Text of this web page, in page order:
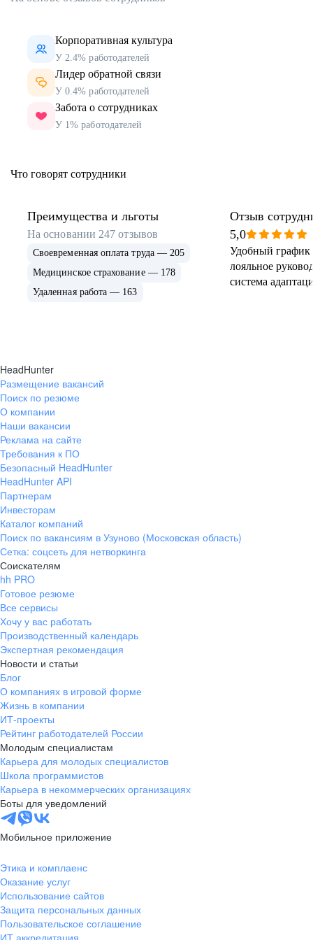
Корпоративная культура
У 2.4% работодателей
Лидер обратной связи
У 0.4% работодателей
Забота о сотрудниках
У 1% работодателей
Что говорят сотрудники
Преимущества и льготы
На основании 247 отзывов
Своевременная оплата труда — 205
Медицинское страхование — 178
Удаленная работа — 163
Отзыв
5,0
Удобный график
лояльное
система
HeadHunter
Размещение вакансий
Поиск по резюме
О компании
Наши вакансии
Реклама на сайте
Требования к ПО
Безопасный HeadHunter
HeadHunter API
Партнерам
Инвесторам
Каталог компаний
Поиск по вакансиям в Узуново (Московская область)
Сетка: соцсеть для нетворкинга
Соискателям
hh PRO
Готовое резюме
Все сервисы
Хочу у вас работать
Производственный календарь
Экспертная рекомендация
Новости и статьи
Блог
О компаниях в игровой форме
Жизнь в компании
ИТ-проекты
Рейтинг работодателей России
Молодым специалистам
Карьера для молодых специалистов
Школа программистов
Карьера в некоммерческих организациях
Боты для уведомлений
Мобильное приложение
Этика и комплаенс
Оказание услуг
Использование сайтов
Защита персональных данных
Пользовательское соглашение